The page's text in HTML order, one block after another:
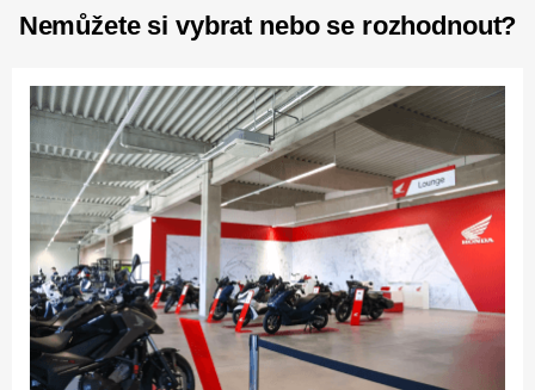
Nemůžete si vybrat nebo se rozhodnout?